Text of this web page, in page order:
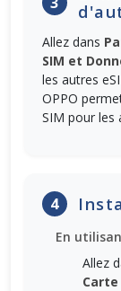
Allez dans
SIM et
les autres
OPPO
SIM pour les
4
En
Allez